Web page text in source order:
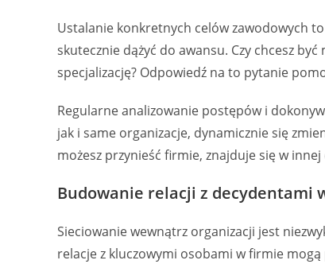
Ustalanie konkretnych celów zawodowych
skutecznie dążyć do awansu. Czy chcesz
specjalizację? Odpowiedź na to pytanie
Regularne analizowanie postępów i
jak i same organizacje, dynamicznie się
możesz przynieść firmie, znajduje się w innej
Budowanie relacji z decydentami
Sieciowanie wewnątrz organizacji jest
relacje z kluczowymi osobami w firmie